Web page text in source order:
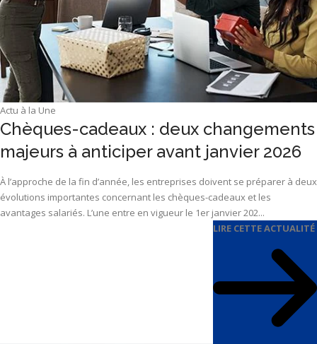
Actu à la Une
Chèques-cadeaux : deux changements
majeurs à anticiper avant janvier 2026
À l’approche de la fin d’année, les entreprises doivent se préparer à deux
évolutions importantes concernant les chèques-cadeaux et les
avantages salariés. L’une entre en vigueur le 1er janvier 202...
LIRE CETTE ACTUALITÉ